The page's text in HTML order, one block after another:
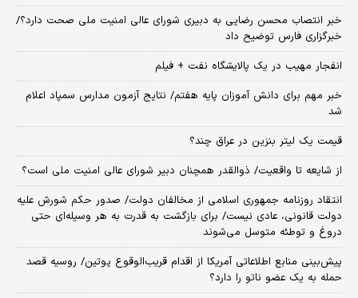
خبر انتصاب محسن رضایی به دبیری شورای عالی امنیت ملی صحت دارد؟/
خبرگزاری فارس توضیح داد
انفجار مهیب در یک پالایشگاه نفت + فیلم
خبر مهم برای دانش آموزان پایه هفتم/ نتایج آزمون مدارس سمپاد اعلام
شد
قیمت یک لیتر بنزین در عراق چند؟
از شایعه تا واقعیت/ ذوالقدر همچنان دبیر شورای ‌عالی امنیت ملی است؟
انتقاد روزنامه جمهوری اسلامی از مخالفان دولت/ صدور حکم شورش علیه
دولت قانونی، عادی نیست/ برای بازگشت به قدرت به هر وسیله‌ای حتی
دروغ و توطئه متوسل می‌شوند
پیش‌بینی منابع اطلاعاتی آمریکا از اقدام قریب‌الوقوع پوتین/ روسیه قصد
حمله به یک عضو ناتو را دارد؟